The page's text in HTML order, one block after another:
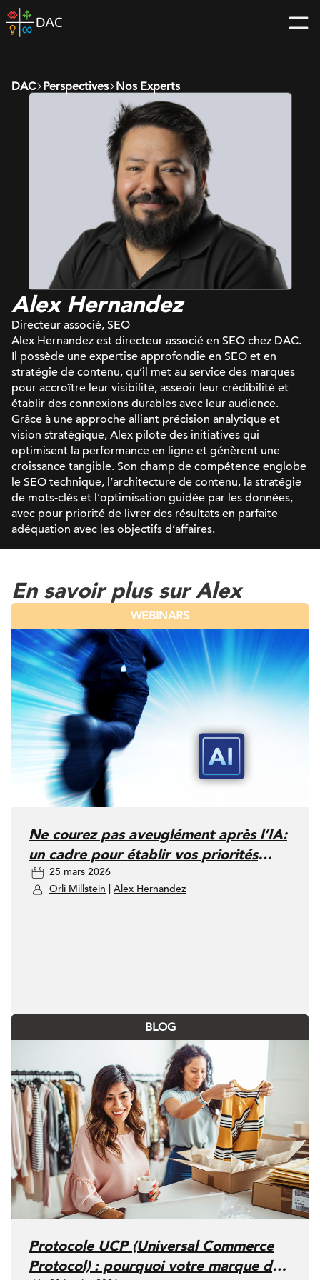
Skip
to
home
DAC Perspectives Nos Experts
Alex Hernandez
Directeur associé, SEO
Alex Hernandez est directeur associé en SEO chez DAC.
Il possède une expertise approfondie en SEO et en
stratégie de contenu, qu’il met au service des marques
pour accroître leur visibilité, asseoir leur crédibilité et
établir des connexions durables avec leur audience.
Grâce à une approche alliant précision analytique et
vision stratégique, Alex pilote des initiatives qui
optimisent la performance en ligne et génèrent une
croissance tangible. Son champ de compétence englobe
le SEO technique, l’architecture de contenu, la stratégie
de mots-clés et l’optimisation guidée par les données,
avec pour priorité de livrer des résultats en parfaite
adéquation avec les objectifs d’affaires.
En savoir plus sur Alex
WEBINARS
Ne courez pas aveuglément après l’IA:
un cadre pour établir vos priorités
entre le SEO et la recherche par IA
25 mars 2026
Orli Millstein
Alex Hernandez
BLOG
Protocole UCP (Universal Commerce
Protocol) : pourquoi votre marque doit